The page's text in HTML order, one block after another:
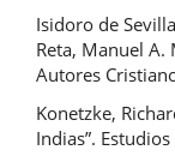
Isidoro de
Reta, Manuel
Autores
Konetzke,
Indias”.